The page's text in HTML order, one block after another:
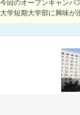
回のオープンキャンパ
学短期大学部に興味が